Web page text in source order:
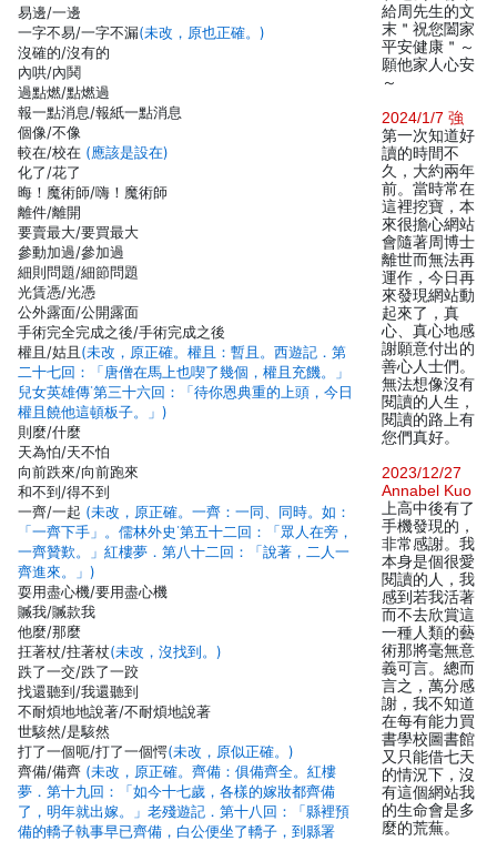
易邊/一邊
一字不易/一字不漏(未改，原也正確。)
沒確的/沒有的
內哄/內鬨
過點燃/點燃過
報一點消息/報紙一點消息
個像/不像
較在/校在 (應該是設在)
化了/花了
晦！魔術師/嗨！魔術師
離件/離開
要賣最大/要買最大
參動加過/參加過
細則問題/細節問題
光賃憑/光憑
公外露面/公開露面
手術完全完成之後/手術完成之後
權且/姑且 (未改，原正確。權且：暫且。西遊記．第
二十七回：「唐僧在馬上也喫了幾個，權且充饑。」
兒女英雄傳˙第三十六回：「待你恩典重的上頭，今日
權且饒他這頓板子。」)
則麼/什麼
天為怕/天不怕
向前跌來/向前跑來
和不到/得不到
一齊/一起 (未改，原正確。一齊：一同、同時。如：
「一齊下手」。儒林外史˙第五十二回：「眾人在旁，
一齊贊歎。」紅樓夢．第八十二回：「說著，二人一
齊進來。」)
耍用盡心機/要用盡心機
贓我/贓款我
他麼/那麼
抂著杖/拄著杖(未改，沒找到。)
跌了一交/跌了一跤
找還聽到/我還聽到
不耐煩地地說著/不耐煩地說著
世駭然/是駭然
打了一個呃/打了一個愕(未改，原似正確。)
齊備/備齊 (未改，原正確。齊備：俱備齊全。紅樓
夢．第十九回：「如今十七歲，各樣的嫁妝都齊備
了，明年就出嫁。」老殘遊記．第十八回：「縣裡預
備的轎子執事早已齊備，白公便坐了轎子，到縣署
給周先生的文
末＂祝您闔家
平安健康＂～
願他家人心安
～
2024/1/7 強
第一次知道好
讀的時間不
久，大約兩年
前。當時常在
這裡挖寶，本
來很擔心網站
會隨著周博士
離世而無法再
運作，今日再
來發現網站動
起來了，真
心、真心地感
謝願意付出的
善心人士們。
無法想像沒有
閱讀的人生，
閱讀的路上有
您們真好。
2023/12/27
Annabel Kuo
上高中後有了
手機發現的，
非常感謝。我
本身是個很愛
閱讀的人，我
感到若我活著
而不去欣賞這
一種人類的藝
術那將毫無意
義可言。總而
言之，萬分感
謝，我不知道
在每有能力買
書學校圖書館
又只能借七天
的情況下，沒
有這個網站我
的生命會是多
麼的荒蕪。